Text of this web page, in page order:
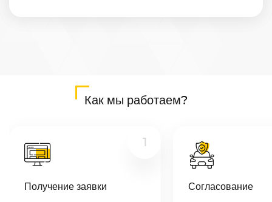
менеджер-
Как мы работаем?
1
Получение заявки Согласование